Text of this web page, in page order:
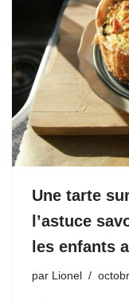
Une tarte
l’astuce
les enfants
par Lionel